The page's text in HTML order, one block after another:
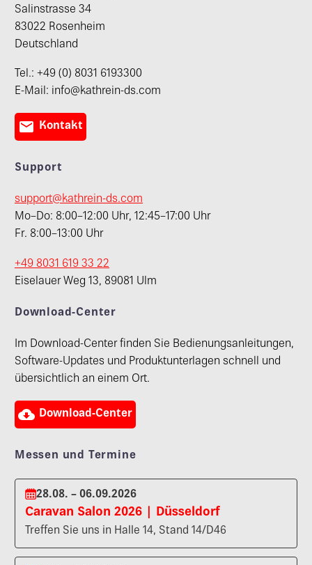
Salinstrasse 34
83022 Rosenheim
Deutschland
Tel.: +49 (0) 8031 6193300
E-Mail: info@kathrein-ds.com
 Kontakt
Support
support@kathrein-ds.com
Mo–Do: 8:00–12:00 Uhr, 12:45–17:00 Uhr
Fr. 8:00–13:00 Uhr
+49 8031 619 33 22
Eiselauer Weg 13, 89081 Ulm
Download-Center
Im Download-Center finden Sie Bedienungsanleitungen,
Software-Updates und Produktunterlagen schnell und
übersichtlich an einem Ort.
 Download-Center
Messen und Termine
28.08. – 06.09.2026
Caravan Salon 2026 | Düsseldorf
Treffen Sie uns in Halle 14, Stand 14/D46